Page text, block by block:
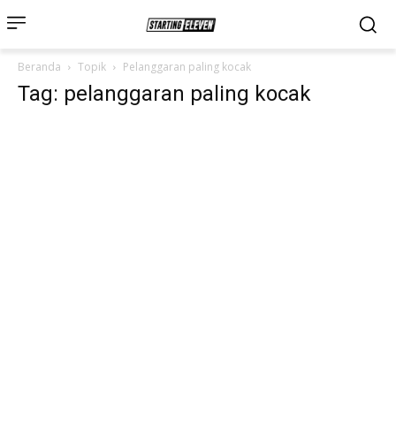
Beranda Topik Pelanggaran paling kocak
Tag: pelanggaran paling kocak